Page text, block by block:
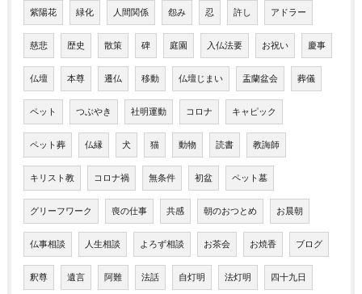
紫陽花 緑化 人間関係 怨み 忍 許し アドラー
慈悲 歴史 散策 碑 庭園 入仏法要 お祝い 慶事
仏壇 本尊 遷仏 移動 仏壇じまい 盂蘭盆会 葬儀
ペット つぶやき 社明運動 コロナ キャピック
ペット葬 仏縁 犬 猫 動物 読書 教誨師
キリスト教 コロナ禍 無条件 初盆 ペット墓
グリーフワーク 喪の仕事 共感 朝のおつとめ お晨朝
仏事相談 人生相談 よろず相談 お茶会 お焼香 ブログ
釈尊 遺言 阿難 法話 自灯明 法灯明 四十九日